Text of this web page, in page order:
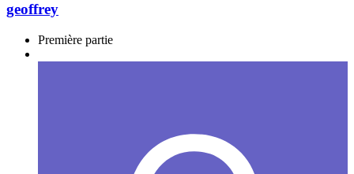
geoffrey
Première partie